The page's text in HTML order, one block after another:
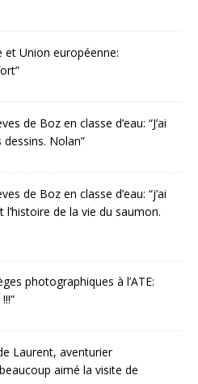
et Union européenne:
”
de Boz en classe d’eau: “J’ai
Nolan”
de Boz en classe d’eau: “j’ai
de la vie du saumon.
photographiques à l’ATE:
”
Laurent, aventurier
beaucoup aimé la visite de